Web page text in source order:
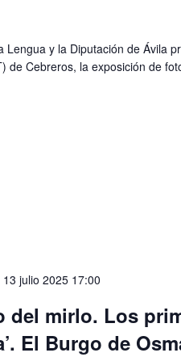
Lengua y la Diputación de Ávila
de Cebreros, la exposición de
13 julio 2025 17:00
del mirlo. Los
El Burgo de